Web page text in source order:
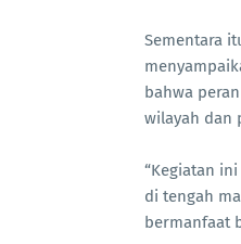
Sementara
bahwa
wilayah dan
“Kegiatan
di tengah
bermanfaat